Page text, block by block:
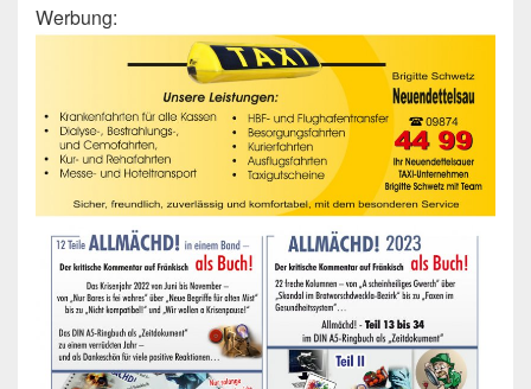
Werbung: